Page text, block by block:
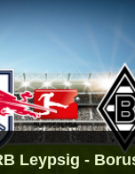
Leypsig -